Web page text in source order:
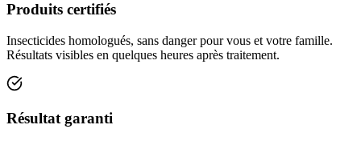
Produits certifiés
Insecticides homologués, sans danger pour vous et votre famille.
Résultats visibles en quelques heures après traitement.
Résultat garanti